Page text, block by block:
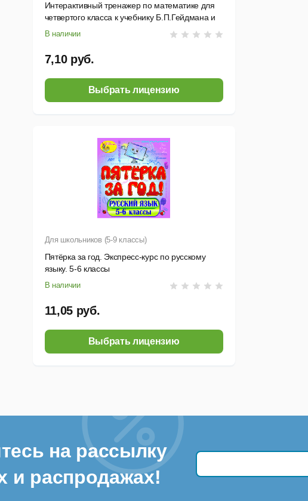
Интерактивный тренажер по математике для
четвертого класса к учебнику Б.П.Гейдмана и
др.
В наличии
7,10 руб.
Выбрать лицензию
Для школьников (5-9 классы)
Пятёрка за год. Экспресс-курс по русскому
языку. 5-6 классы
В наличии
11,05 руб.
Выбрать лицензию
на рассылку
и распродажах!